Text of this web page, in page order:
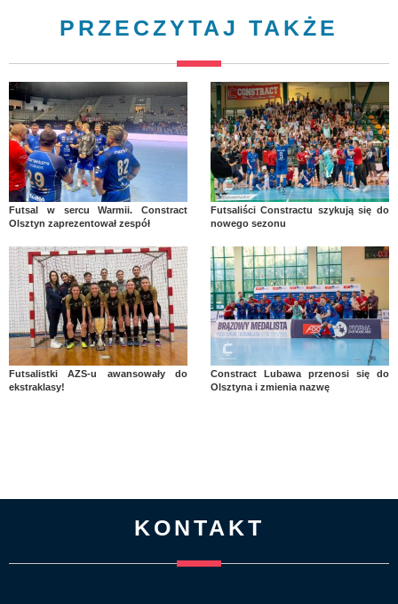
PRZECZYTAJ TAKŻE
Futsal w sercu Warmii. Constract
Olsztyn zaprezentował zespół
Futsaliści Constractu szykują się do
nowego sezonu
Futsalistki AZS-u awansowały do
ekstraklasy!
Constract Lubawa przenosi się do
Olsztyna i zmienia nazwę
KONTAKT